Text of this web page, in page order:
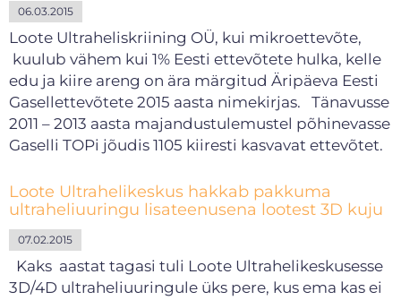
06.03.2015
Loote Ultraheliskriining OÜ, kui mikroettevõte,
kuulub vähem kui 1% Eesti ettevõtete hulka, kelle
edu ja kiire areng on ära märgitud Äripäeva Eesti
Gasellettevõtete 2015 aasta nimekirjas. Tänavusse
2011 – 2013 aasta majandustulemustel põhinevasse
Gaselli TOPi jõudis 1105 kiiresti kasvavat ettevõtet.
Loote Ultrahelikeskus hakkab pakkuma
ultraheliuuringu lisateenusena lootest 3D kuju
07.02.2015
Kaks aastat tagasi tuli Loote Ultrahelikeskusesse
3D/4D ultraheliuuringule üks pere, kus ema kas ei